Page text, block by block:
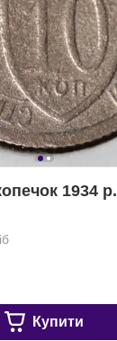
1934 р.
Купити